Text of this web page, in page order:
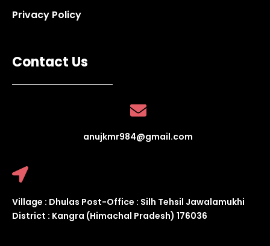
Privacy Policy
Contact Us
anujkmr984@gmail.com
Village : Dhulas Post-Office : Silh Tehsil Jawalamukhi
District : Kangra (Himachal Pradesh) 176036